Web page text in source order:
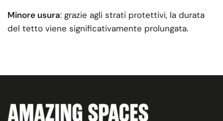
Minore usura: grazie agli strati protettivi, la durata
del tetto viene significativamente prolungata.